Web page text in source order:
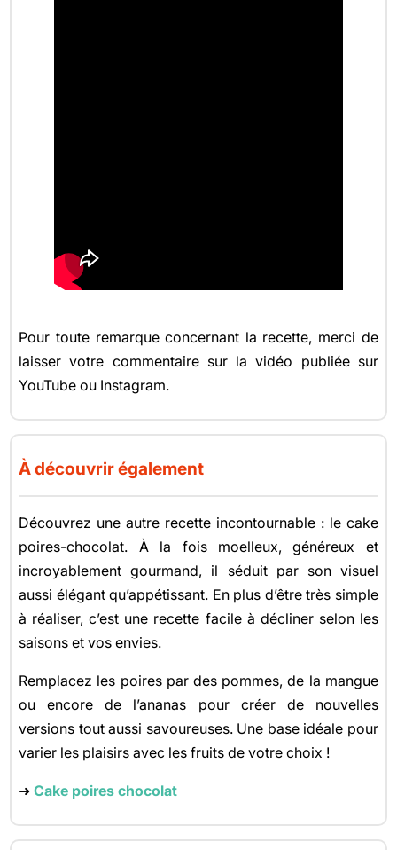
Pour toute remarque concernant la recette, merci de
laisser votre commentaire sur la vidéo publiée sur
YouTube ou Instagram.
À découvrir également
Découvrez une autre recette incontournable : le cake
poires-chocolat. À la fois moelleux, généreux et
incroyablement gourmand, il séduit par son visuel
aussi élégant qu’appétissant. En plus d’être très simple
à réaliser, c’est une recette facile à décliner selon les
saisons et vos envies.
Remplacez les poires par des pommes, de la mangue
ou encore de l’ananas pour créer de nouvelles
versions tout aussi savoureuses. Une base idéale pour
varier les plaisirs avec les fruits de votre choix !
➜Cake poires chocolat